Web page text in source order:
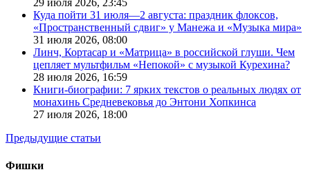
29 июля 2026, 23:45
Куда пойти 31 июля—2 августа: праздник флоксов,
«Пространственный сдвиг» у Манежа и «Музыка мира»
31 июля 2026, 08:00
Линч, Кортасар и «Матрица» в российской глуши. Чем
цепляет мультфильм «Непокой» с музыкой Курехина?
28 июля 2026, 16:59
Книги-биографии: 7 ярких текстов о реальных людях от
монахинь Средневековья до Энтони Хопкинса
27 июля 2026, 18:00
Предыдущие статьи
Фишки